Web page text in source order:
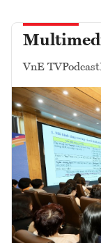
VnE TVPodcast